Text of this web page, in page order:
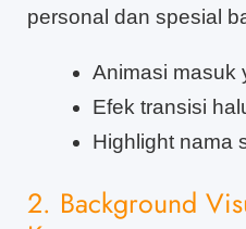
personal dan spesial
Animasi masuk
Efek transisi
Highlight nama
2. Background